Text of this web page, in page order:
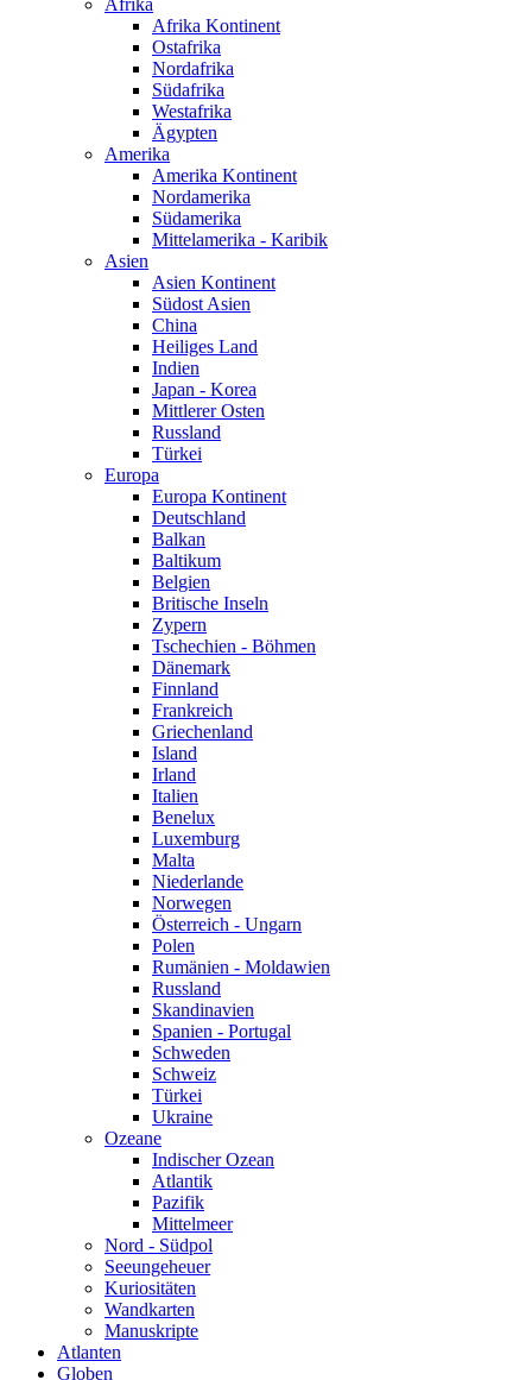
Afrika
Afrika Kontinent
Ostafrika
Nordafrika
Südafrika
Westafrika
Ägypten
Amerika
Amerika Kontinent
Nordamerika
Südamerika
Mittelamerika - Karibik
Asien
Asien Kontinent
Südost Asien
China
Heiliges Land
Indien
Japan - Korea
Mittlerer Osten
Russland
Türkei
Europa
Europa Kontinent
Deutschland
Balkan
Baltikum
Belgien
Britische Inseln
Zypern
Tschechien - Böhmen
Dänemark
Finnland
Frankreich
Griechenland
Island
Irland
Italien
Benelux
Luxemburg
Malta
Niederlande
Norwegen
Österreich - Ungarn
Polen
Rumänien - Moldawien
Russland
Skandinavien
Spanien - Portugal
Schweden
Schweiz
Türkei
Ukraine
Ozeane
Indischer Ozean
Atlantik
Pazifik
Mittelmeer
Nord - Südpol
Seeungeheuer
Kuriositäten
Wandkarten
Manuskripte
Atlanten
Globen